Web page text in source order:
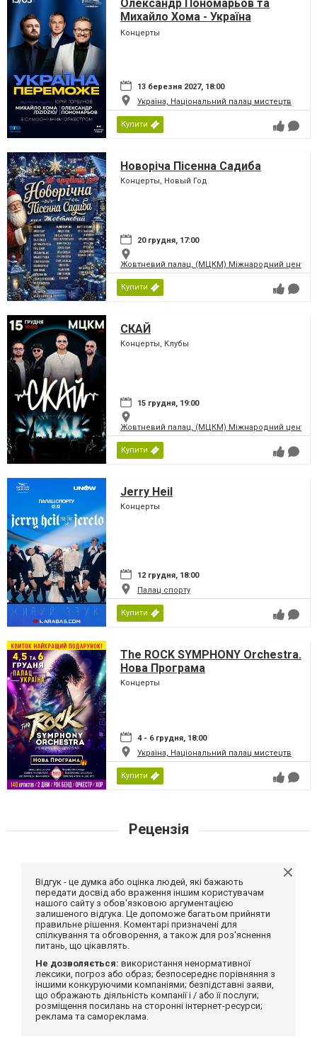
Олександр Пономарьов та
Михайло Хома - Україна
Переможе!
Концерты
13 березня 2027, 18:00
Україна, Національний палац мистецтв
Купити
Новоріча Пісенна Садиба
Концерты, Новый Год
20 грудня, 17:00
Жовтневий палац, (МЦКМ) Міжнародний центр
Купити
СКАЙ
Концерты, Клубы
15 грудня, 19:00
Жовтневий палац, (МЦКМ) Міжнародний центр
Купити
Jerry Heil
Концерты
12 грудня, 18:00
Палац спорту
Купити
The ROCK SYMPHONY Orchestra.
Нова Програма
Концерты
4 - 6 грудня, 18:00
Україна, Національний палац мистецтв
Купити
Рецензія
Відгук - це думка або оцінка людей, які бажають
передати досвід або враження іншим користувачам
нашого сайту з обов'язковою аргументацією
залишеного відгука. Це допоможе багатьом прийняти
правильне рішення. Коментарі призначені для
спілкування та обговорення, а також для роз'яснення
питань, що цікавлять.
Не дозволяється: використання ненормативної
лексики, погроз або образ; безпосереднє порівняння з
іншими конкуруючими компаніями; безпідставні заяви,
що ображають діяльність компанії і / або її послуги;
розміщення посилань на сторонні інтернет-ресурси;
реклама та самореклама.